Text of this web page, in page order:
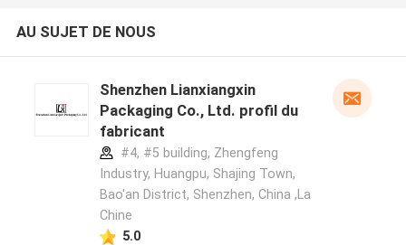
AU SUJET DE NOUS
Shenzhen Lianxiangxin
Packaging Co., Ltd. profil du
fabricant
#4, #5 building, Zhengfeng
Industry, Huangpu, Shajing Town,
Bao'an District, Shenzhen, China ,La
Chine
5.0